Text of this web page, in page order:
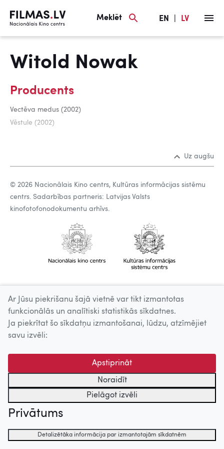
Meklēt EN LV
Witold Nowak
Producents
Vectēva medus (2002)
Vēstule (2002)
Uz augšu
© 2026 Nacionālais Kino centrs, Kultūras informācijas sistēmu
centrs. Sadarbības partneris: Latvijas Valsts
kinofotofonodokumentu arhīvs.
Ar Jūsu piekrišanu šajā vietnē var tikt izmantotas
funkcionālās un analītiski statistikās sīkdatnes.
Ja piekrītat šo sīkdatņu izmantošanai, lūdzu, atzīmējiet
savu izvēli:
Apstiprināt
Noraidīt
Pielāgot izvēli
Privātums
Detalizētāka informācija par izmantotajām sīkdatnēm